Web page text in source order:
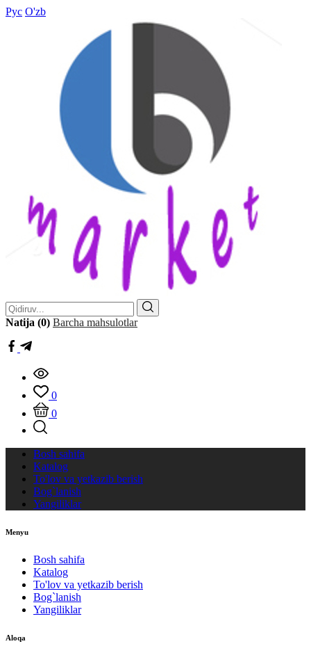
Рус O'zb
Natija (0) Barcha mahsulotlar
0
0
Bosh sahifa
Katalog
To'lov va yetkazib berish
Bog`lanish
Yangiliklar
Menyu
Bosh sahifa
Katalog
To'lov va yetkazib berish
Bog`lanish
Yangiliklar
Aloqa